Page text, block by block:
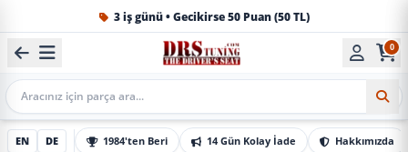
3 iş günü • Gecikirse 50 Puan (50 TL)
1984'ten beri Türkiye’nin en büyük oto aksesuar ve tuning 0
Mobil Arama
EN DE 1984'ten Beri 14 Gün Kolay İade Hakkımızda